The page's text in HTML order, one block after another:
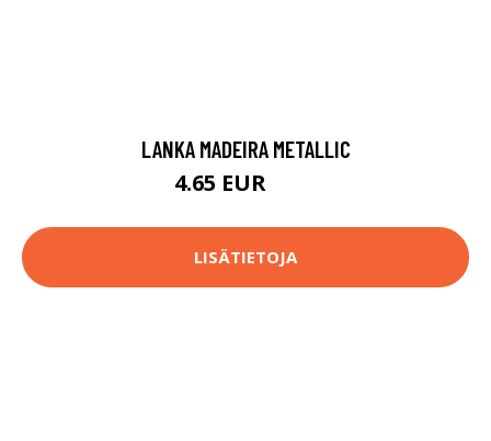
LANKA MADEIRA METALLIC
4.65 EUR
LISÄTIETOJA